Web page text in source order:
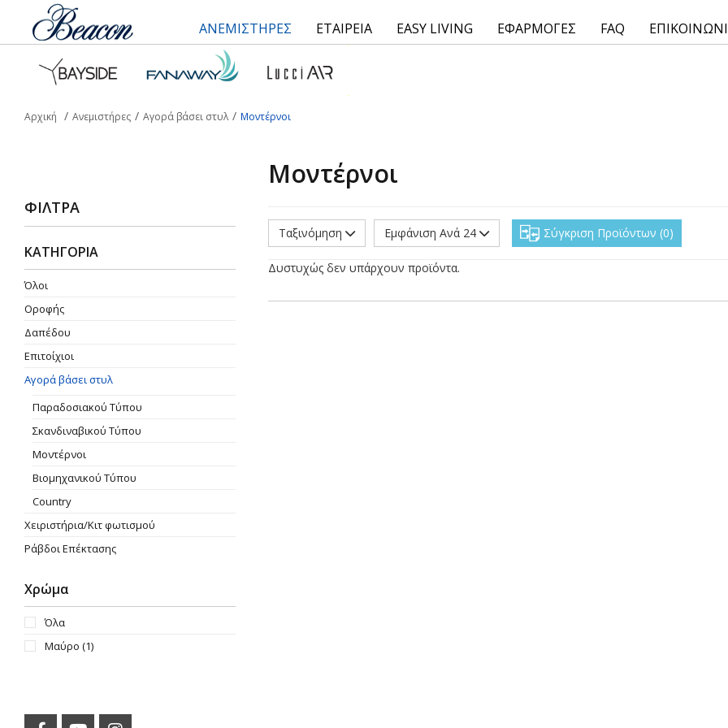
ΑΝΕΜΙΣΤΗΡΕΣ ΕΤΑΙΡΕΙΑ EASY LIVING ΕΦΑΡΜΟΓΕΣ FAQ
Αρχική Ανεμιστήρες Αγορά βάσει στυλ Μοντέρνοι
ΦΊΛΤΡΑ
ΚΑΤΗΓΟΡΙΑ
Όλοι
Οροφής
Δαπέδου
Επιτοίχιοι
Αγορά βάσει στυλ
Παραδοσιακού Τύπου
Σκανδιναβικού Τύπου
Μοντέρνοι
Βιομηχανικού Τύπου
Country
Χειριστήρια/Κιτ φωτισμού
Ράβδοι Επέκτασης
Χρώμα
Όλα
Μαύρο (1)
Μοντέρνοι
Ταξινόμηση Εμφάνιση Ανά 24 Σύγκριση Προϊόντων 0
Δυστυχώς δεν υπάρχουν προϊόντα.